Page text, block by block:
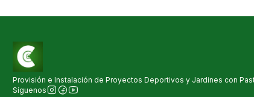
Provisión e Instalación de Proyectos Deportivos y Jardines con
Síguenos